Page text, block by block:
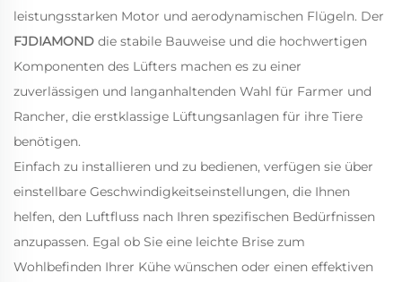
leistungsstarken Motor und aerodynamischen Flügeln. Der
FJDIAMOND die stabile Bauweise und die hochwertigen
Komponenten des Lüfters machen es zu einer
zuverlässigen und langanhaltenden Wahl für Farmer und
Rancher, die erstklassige Lüftungsanlagen für ihre Tiere
benötigen.
Einfach zu installieren und zu bedienen, verfügen sie über
einstellbare Geschwindigkeitseinstellungen, die Ihnen
helfen, den Luftfluss nach Ihren spezifischen Bedürfnissen
anzupassen. Egal ob Sie eine leichte Brise zum
Wohlbefinden Ihrer Kühe wünschen oder einen effektiven